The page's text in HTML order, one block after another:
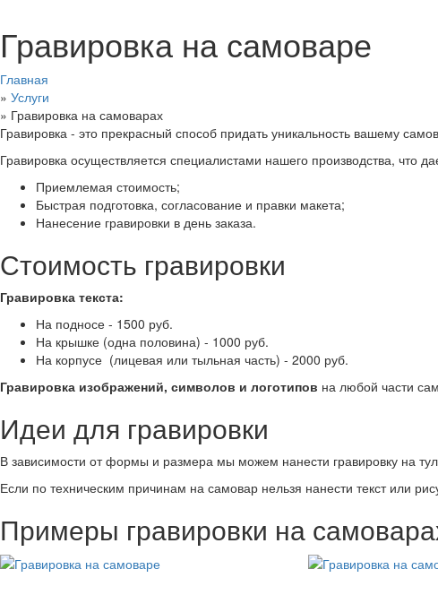
Гравировка на самоваре
Главная
» Услуги
» Гравировка на самоварах
Гравировка - это прекрасный способ придать уникальность вашему
Гравировка осуществляется специалистами нашего производства, что
Приемлемая стоимость;
Быстрая подготовка, согласование и правки макета;
Нанесение гравировки в день заказа.
Стоимость гравировки
Гравировка текста:
На подносе - 1500 руб.
На крышке (одна половина) - 1000 руб.
На корпусе (лицевая или тыльная часть) - 2000 руб.
Гравировка изображений, символов и логотипов на любой части
Идеи для гравировки
В зависимости от формы и размера мы можем нанести гравировку на
Если по техническим причинам на самовар нельзя нанести текст или
Примеры гравировки на